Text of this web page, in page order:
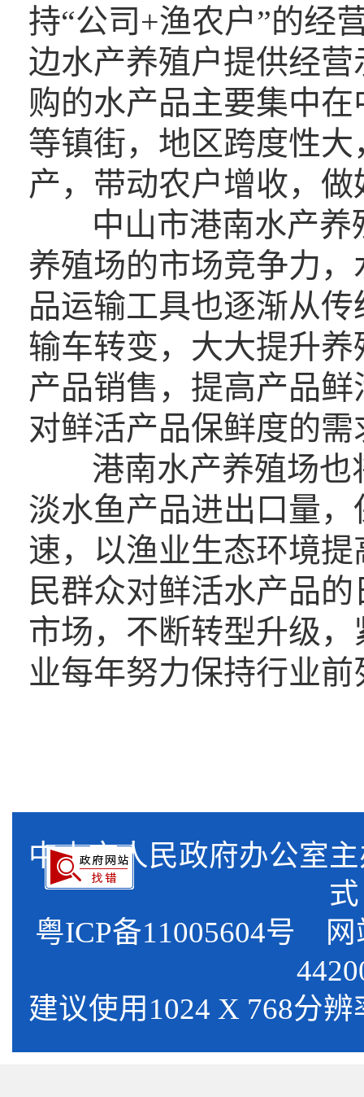
持“公司+渔农户”的经
边水产养殖户提供经
购的水产品主要集中
等镇街，地区跨度性
产，带动农户增收，
中山市港南水产
养殖场的市场竞争力
品运输工具也逐渐从
输车转变，大大提升
产品销售，提高产品
对鲜活产品保鲜度的
港南水产养殖场
淡水鱼产品进出口量
速，以渔业生态环境
民群众对鲜活水产品
市场，不断转型升级
业每年努力保持行业
中山市人民政府办公
式
粤ICP备11005604号 网
建议使用1024 X 768分